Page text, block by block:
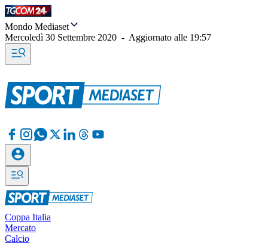
Mondo Mediaset
Mercoledì 30 Settembre 2020 - Aggiornato alle 19:57
Coppa Italia
Mercato
Calcio